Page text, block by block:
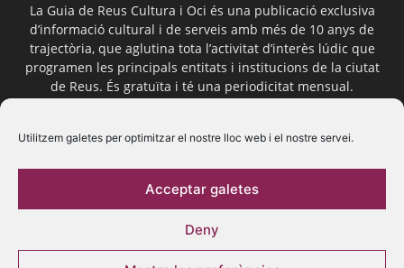
Utilitzem galetes per optimitzar el nostre lloc web i el nostre servei.
Acceptar galetes
Deny
La Guia de Reus Cultura i Oci és una publicació exclusiva
d’informació cultural i de serveis amb més de 10 anys de
trajectòria, que aglutina tota l’activitat d’interès lúdic que
programen les principals entitats i institucions de la ciutat
de Reus. És gratuïta i té una periodicitat mensual.
Segueix-nos